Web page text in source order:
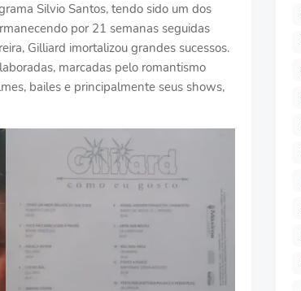
Silvio Santos, tendo sido um dos
por 21 semanas seguidas
Gilliard imortalizou grandes sucessos.
marcadas pelo romantismo
bailes e principalmente seus shows,